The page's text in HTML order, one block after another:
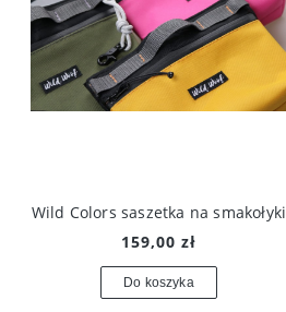
Wild Colors saszetka na smakołyki
159,00 zł
Do koszyka